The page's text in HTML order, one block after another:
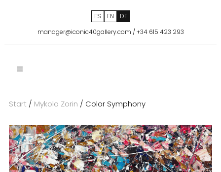
ES EN
DE
manager@iconic40gallery.com /+34 615 423 293
Start / Mykola Zorin / Color Symphony